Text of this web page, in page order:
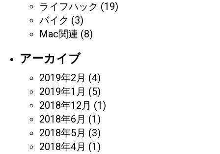
ライフハック (19)
バイク (3)
Mac関連 (8)
アーカイブ
2019年2月 (4)
2019年1月 (5)
2018年12月 (1)
2018年6月 (1)
2018年5月 (3)
2018年4月 (1)